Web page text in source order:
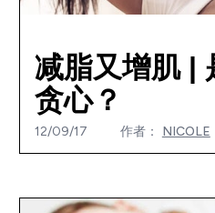
减脂又增肌 |
贪心？
12/09/17 作者： NICOLE